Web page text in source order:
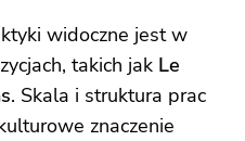
widoczne jest w
takich jak Le
. Skala i struktura prac
znaczenie